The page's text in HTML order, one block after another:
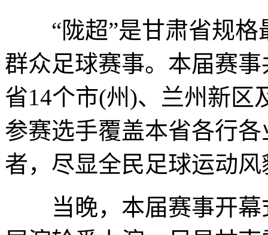
“陇超”是甘肃省规格
群众足球赛事。本届赛
省14个市(州)、兰州新区
参赛选手覆盖本省各行
者，尽显全民足球运动风
当晚，本届赛事开幕